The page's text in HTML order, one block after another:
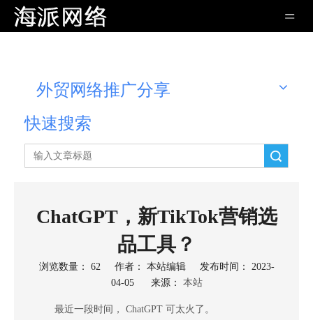
外贸网络推广分享
快速搜索
ChatGPT，新TikTok营销选
品工具？
浏览数量： 62作者： 本站编辑 发布时间： 2023-
04-05 来源： 本站
["wechat","weibo","qzone","douban","email"]
最近一段时间， ChatGPT 可太火了。